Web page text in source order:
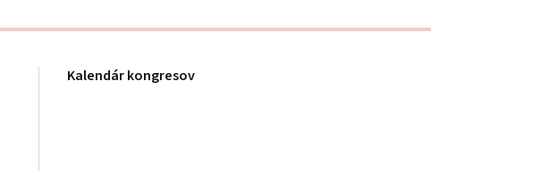
Kalendár kongresov